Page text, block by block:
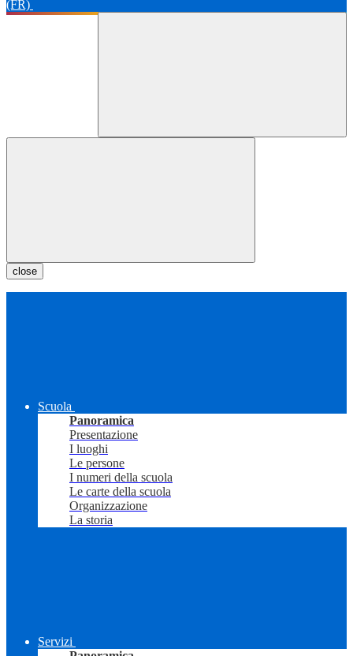
(FR)
close
Scuola
Panoramica
Presentazione
I luoghi
Le persone
I numeri della scuola
Le carte della scuola
Organizzazione
La storia
Servizi